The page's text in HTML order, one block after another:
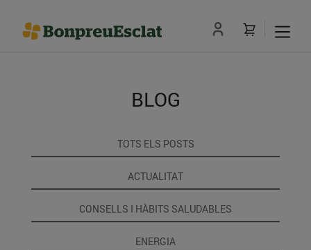
BLOG
TOTS ELS POSTS
ACTUALITAT
CONSELLS I HÀBITS SALUDABLES
ENERGIA